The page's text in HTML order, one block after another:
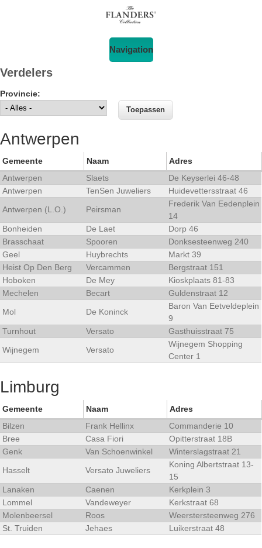
Navigation
Verdelers
Provincie:
Antwerpen
Gemeente Naam
Adres
Antwerpen
Slaets
De Keyserlei 46-48
Antwerpen
TenSen Juweliers
Huidevettersstraat 46
Antwerpen (L.O.)
Peirsman
Frederik Van Eedenplein
14
Bonheiden
De Laet
Dorp 46
Brasschaat
Spooren
Donksesteenweg 240
Geel
Huybrechts
Markt 39
Heist Op Den Berg
Vercammen
Bergstraat 151
Hoboken
De Mey
Kioskplaats 81-83
Mechelen
Becart
Guldenstraat 12
Mol
De Koninck
Baron Van Eetveldeplein
9
Turnhout
Versato
Gasthuisstraat 75
Wijnegem
Versato
Wijnegem Shopping
Center 1
Limburg
Gemeente Naam
Adres
Bilzen
Frank Hellinx
Commanderie 10
Bree
Casa Fiori
Opitterstraat 18B
Genk
Van Schoenwinkel
Winterslagstraat 21
Hasselt
Versato Juweliers
Koning Albertstraat 13-
15
Lanaken
Caenen
Kerkplein 3
Lommel
Vandeweyer
Kerkstraat 68
Molenbeersel
Roos
Weerstersteenweg 276
St. Truiden
Jehaes Luikerstraat 48